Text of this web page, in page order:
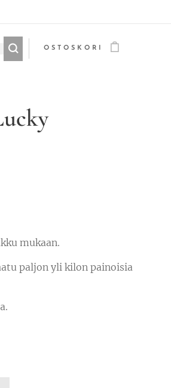
OSTOSKORI
mukaan.
paljon yli kilon painoisia